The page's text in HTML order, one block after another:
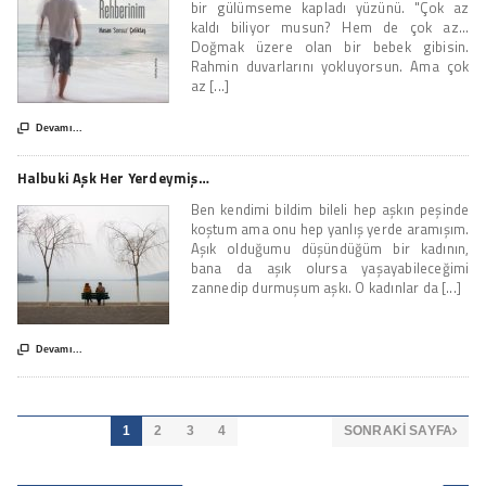
bir gülümseme kapladı yüzünü. "Çok az
kaldı biliyor musun? Hem de çok az...
Doğmak üzere olan bir bebek gibisin.
Rahmin duvarlarını yokluyorsun. Ama çok
az [...]
 Devamı...
Halbuki Aşk Her Yerdeymiş…
Ben kendimi bildim bileli hep aşkın peşinde
koştum ama onu hep yanlış yerde aramışım.
Aşık olduğumu düşündüğüm bir kadının,
bana da aşık olursa yaşayabileceğimi
zannedip durmuşum aşkı. O kadınlar da [...]
 Devamı...
1 2 3 4 SONRAKI SAYFA